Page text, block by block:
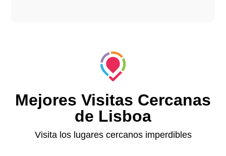
Mejores Visitas Cercanas
de Lisboa
Visita los lugares cercanos imperdibles